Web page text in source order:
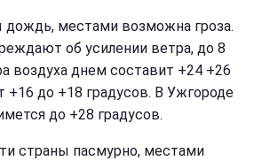
дождь, местами возможна гроза.
об усилении ветра, до 8
воздуха днем составит +24 +26
+16 до +18 градусов. В Ужгороде
до +28 градусов.
страны пасмурно, местами